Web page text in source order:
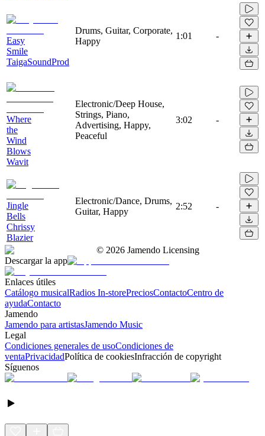
Easy
Smile
TaigaSoundProd
Drums, Guitar, Corporate,
Happy
1:01 -
Where
the
Wind
Blows
Wavit
Electronic/Deep House,
Strings, Piano,
Advertising, Happy,
Peaceful
3:02 -
Jingle
Bells
Chrissy
Blazier
Electronic/Dance, Drums,
Guitar, Happy
2:52 -
© 2026 Jamendo Licensing
Descargar la app
Enlaces útiles
Catálogo musicalRadios In-storePreciosContactoCentro de
ayudaContacto
Jamendo
Jamendo para artistasJamendo Music
Legal
Condiciones generales de usoCondiciones de
ventaPrivacidadPolítica de cookiesInfracción de copyright
Síguenos